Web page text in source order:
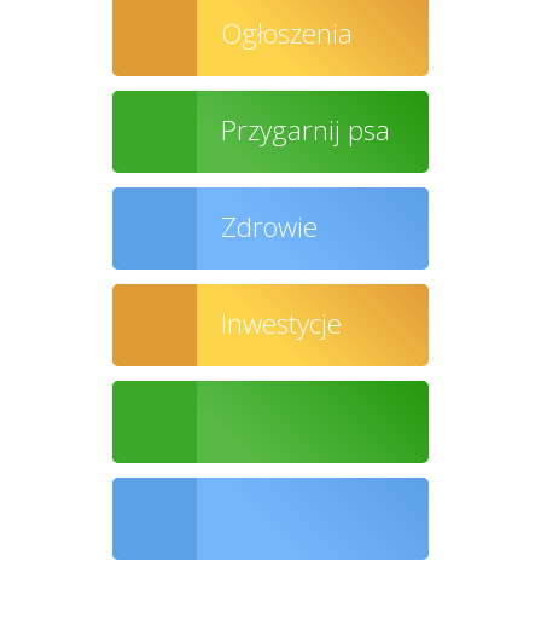
Ogłoszenia
Przygarnij psa
Zdrowie
Inwestycje